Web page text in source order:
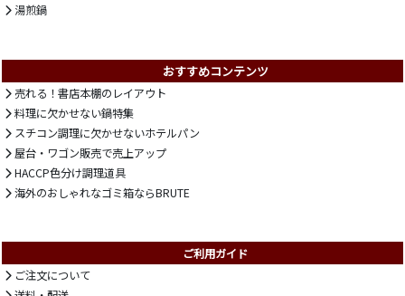
湯煎鍋
おすすめコンテンツ
売れる！書店本棚のレイアウト
料理に欠かせない鍋特集
スチコン調理に欠かせないホテルパン
屋台・ワゴン販売で売上アップ
HACCP色分け調理道具
海外のおしゃれなゴミ箱ならBRUTE
ご利用ガイド
ご注文について